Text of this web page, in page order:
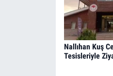
Nallıhan Kuş
Tesisleriyle